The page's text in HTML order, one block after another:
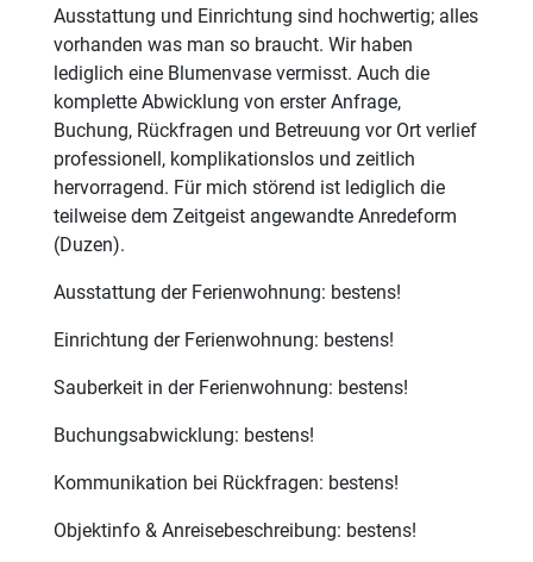
Ausstattung und Einrichtung sind hochwertig; alles
vorhanden was man so braucht. Wir haben
lediglich eine Blumenvase vermisst. Auch die
komplette Abwicklung von erster Anfrage,
Buchung, Rückfragen und Betreuung vor Ort verlief
professionell, komplikationslos und zeitlich
hervorragend. Für mich störend ist lediglich die
teilweise dem Zeitgeist angewandte Anredeform
(Duzen).
Ausstattung der Ferienwohnung: bestens!
Einrichtung der Ferienwohnung: bestens!
Sauberkeit in der Ferienwohnung: bestens!
Buchungsabwicklung: bestens!
Kommunikation bei Rückfragen: bestens!
Objektinfo & Anreisebeschreibung: bestens!